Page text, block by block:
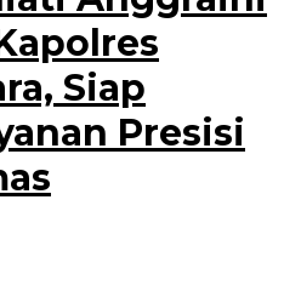
Siap
Presisi